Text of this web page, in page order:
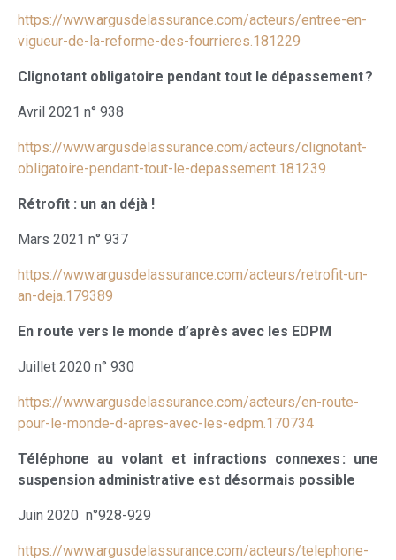
https://www.argusdelassurance.com/acteurs/entree-en-
vigueur-de-la-reforme-des-fourrieres.181229
Clignotant obligatoire pendant tout le dépassement ?
Avril 2021 n° 938
https://www.argusdelassurance.com/acteurs/clignotant-
obligatoire-pendant-tout-le-depassement.181239
Rétrofit : un an déjà !
Mars 2021 n° 937
https://www.argusdelassurance.com/acteurs/retrofit-un-
an-deja.179389
En route vers le monde d’après avec les EDPM
Juillet 2020 n° 930
https://www.argusdelassurance.com/acteurs/en-route-
pour-le-monde-d-apres-avec-les-edpm.170734
Téléphone au volant et infractions connexes : une
suspension administrative est désormais possible
Juin 2020 n°928-929
https://www.argusdelassurance.com/acteurs/telephone-